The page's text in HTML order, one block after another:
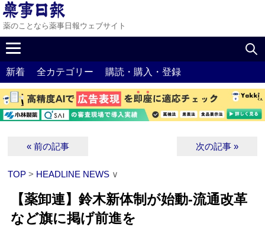
薬のことなら薬事日報ウェブサイト
新着 全カテゴリー 購読・購入・登録
« 前の記事 次の記事 »
TOP > HEADLINE NEWS ∨
【薬卸連】鈴木新体制が始動‐流通改革
など旗に掲げ前進を